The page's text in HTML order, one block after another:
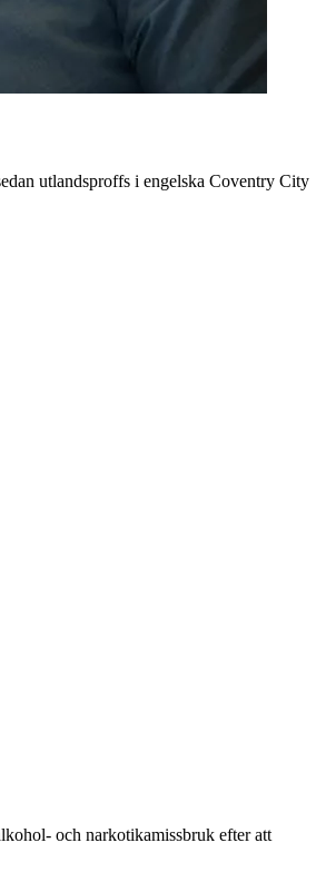
utlandsproffs i engelska Coventry City
och narkotikamissbruk efter att